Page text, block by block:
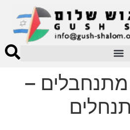
מתנחבלים –